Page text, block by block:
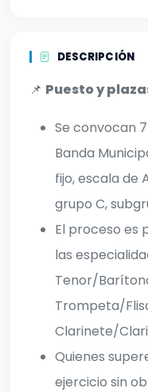
DESCRIPCIÓN
📌 Puesto y
Se convocan
Banda
fijo, escala de
grupo C,
El proceso es
las
Tenor/
Trompeta/
Clarinete/
Quienes
ejercicio sin